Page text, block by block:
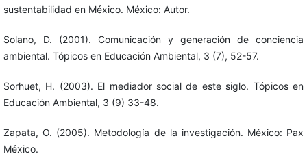
sustentabilidad en México. México: Autor.
Solano, D. (2001). Comunicación y generación de conciencia
ambiental. Tópicos en Educación Ambiental, 3 (7), 52-57.
Sorhuet, H. (2003). El mediador social de este siglo. Tópicos en
Educación Ambiental, 3 (9) 33-48.
Zapata, O. (2005). Metodología de la investigación. México: Pax
México.